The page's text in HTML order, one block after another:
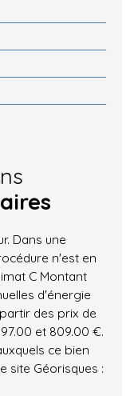
Dans une
n'est en
C Montant
d'énergie
des prix de
et 809.00 €.
ce bien
site Géorisques :